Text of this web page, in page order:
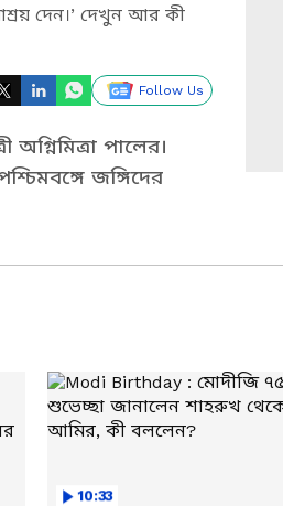
দেন।’ দেখুন আর কী
Follow Us
পালের।
জঙ্গিদের
10:33